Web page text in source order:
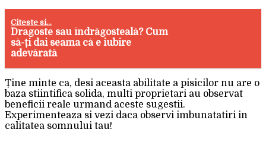
Citeste si...
Dragoste sau îndrăgosteală? Cum
să-ți dai seama că e iubire
adevărată
Ține minte ca, desi aceasta abilitate a pisicilor nu are o
baza stiintifica solida, multi proprietari au observat
beneficii reale urmand aceste sugestii.
Experimenteaza si vezi daca observi imbunatatiri in
calitatea somnului tau!